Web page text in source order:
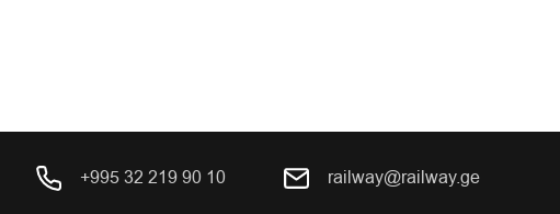
+995 32 219 90 10 railway@railway.ge